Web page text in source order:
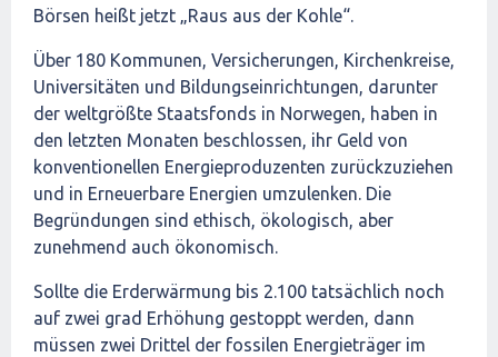
Börsen heißt jetzt „Raus aus der Kohle“.
Über 180 Kommunen, Versicherungen, Kirchenkreise,
Universitäten und Bildungseinrichtungen, darunter
der weltgrößte Staatsfonds in Norwegen, haben in
den letzten Monaten beschlossen, ihr Geld von
konventionellen Energieproduzenten zurückzuziehen
und in Erneuerbare Energien umzulenken. Die
Begründungen sind ethisch, ökologisch, aber
zunehmend auch ökonomisch.
Sollte die Erderwärmung bis 2.100 tatsächlich noch
auf zwei grad Erhöhung gestoppt werden, dann
müssen zwei Drittel der fossilen Energieträger im